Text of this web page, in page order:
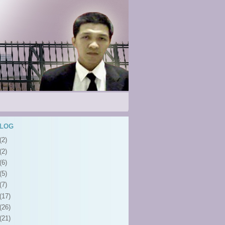
(2)
(2)
(6)
(5)
(7)
(17)
(26)
(21)